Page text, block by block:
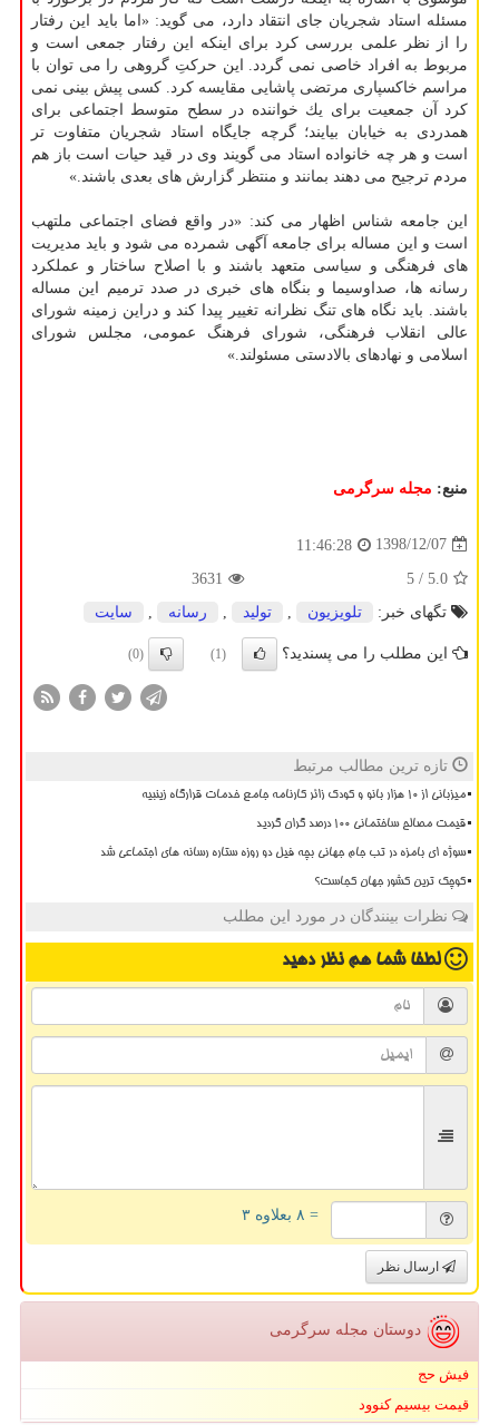
مسئله استاد شجریان جای انتقاد دارد، می گوید: «اما باید این رفتار
را از نظر علمی بررسی كرد برای اینكه این رفتار جمعی است و
مربوط به افراد خاصی نمی گردد. این حركتِ گروهی را می توان با
مراسم خاكسپاری مرتضی پاشایی مقایسه كرد. كسی پیش بینی نمی
كرد آن جمعیت برای یك خواننده در سطح متوسط اجتماعی برای
همدردی به خیابان بیایند؛ گرچه جایگاه استاد شجریان متفاوت تر
است و هر چه خانواده استاد می گویند وی در قید حیات است باز هم
مردم ترجیح می دهند بمانند و منتظر گزارش های بعدی باشند.»
این جامعه شناس اظهار می كند: «در واقع فضای اجتماعی ملتهب
است و این مساله برای جامعه آگهی شمرده می شود و باید مدیریت
های فرهنگی و سیاسی متعهد باشند و با اصلاح ساختار و عملكرد
رسانه ها، صداوسیما و بنگاه های خبری در صدد ترمیم این مساله
باشند. باید نگاه های تنگ نظرانه تغییر پیدا كند و دراین زمینه شورای
عالی انقلاب فرهنگی، شورای فرهنگ عمومی، مجلس شورای
اسلامی و نهادهای بالادستی مسئولند.»
منبع: مجله سرگرمی
1398/12/07
11:46:28
5.0
/ 5
3631
تگهای خبر:
تلویزیون تولید رسانه سایت
این مطلب را می پسندید؟ (1)
(0)
تازه ترین مطالب مرتبط
میزبانی از ۱۰ هزار بانو و کودک زائر کارنامه جامع خدمات قرارگاه زینبیه
قیمت مصالح ساختمانی ۱۰۰ درصد گران گردید
سوژه ای بامزه در تب جام جهانی بچه فیل دو روزه ستاره رسانه های اجتماعی شد
کوچک ترین کشور جهان کجاست؟
نظرات بینندگان در مورد این مطلب
لطفا شما همنظر دهید
= ۸ بعلاوه ۳
ارسال نظر
دوستان مجله سرگرمی
فیش حج
قیمت بیسیم کنوود